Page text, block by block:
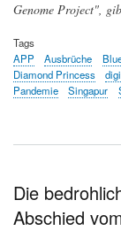
Genome Project",
Tags
APP
Ausbrüche
Diamond Princess
Pandemie
Singapur
Die
Abschied